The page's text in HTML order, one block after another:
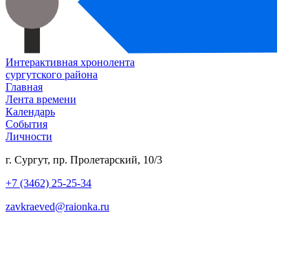
Интерактивная хронолента
сургутского района
Главная
Лента времени
Календарь
События
Личности
г. Сургут, пр. Пролетарский, 10/3
+7 (3462) 25-25-34
zavkraeved@raionka.ru